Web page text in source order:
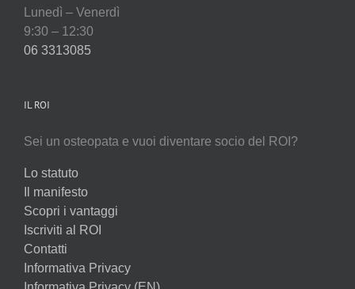
Lunedì – Venerdì
9:30 – 12:30
06 3313085
IL ROI
Sei un osteopata e vuoi diventare socio del ROI?
Lo statuto
Il manifesto
Scopri i vantaggi
Iscriviti al ROI
Contatti
Informativa Privacy